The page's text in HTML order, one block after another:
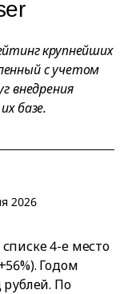
крупнейших
с учетом
внедрения
базе.
2026
4-е место
Годом
рублей. По